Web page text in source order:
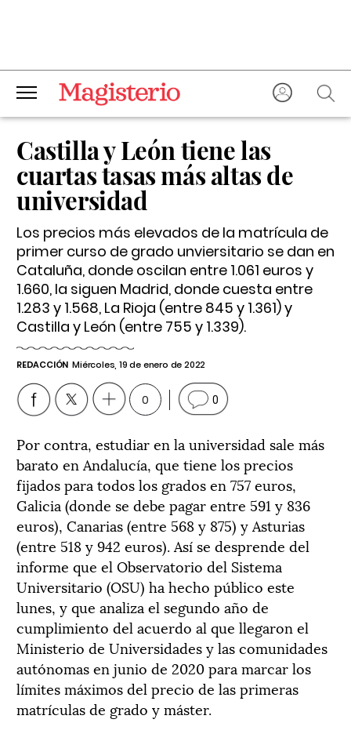
Castilla y León tiene las
cuartas tasas más altas de
universidad
Los precios más elevados de la matrícula de
primer curso de grado unviersitario se dan en
Cataluña, donde oscilan entre 1.061 euros y
1.660, la siguen Madrid, donde cuesta entre
1.283 y 1.568, La Rioja (entre 845 y 1.361) y
Castilla y León (entre 755 y 1.339).
REDACCIÓN Miércoles, 19 de enero de 2022
0 0
Por contra, estudiar en la universidad sale más
barato en Andalucía, que tiene los precios
fijados para todos los grados en 757 euros,
Galicia (donde se debe pagar entre 591 y 836
euros), Canarias (entre 568 y 875) y Asturias
(entre 518 y 942 euros). Así se desprende del
informe que el Observatorio del Sistema
Universitario (OSU) ha hecho público este
lunes, y que analiza el segundo año de
cumplimiento del acuerdo al que llegaron el
Ministerio de Universidades y las comunidades
autónomas en junio de 2020 para marcar los
límites máximos del precio de las primeras
matrículas de grado y máster.